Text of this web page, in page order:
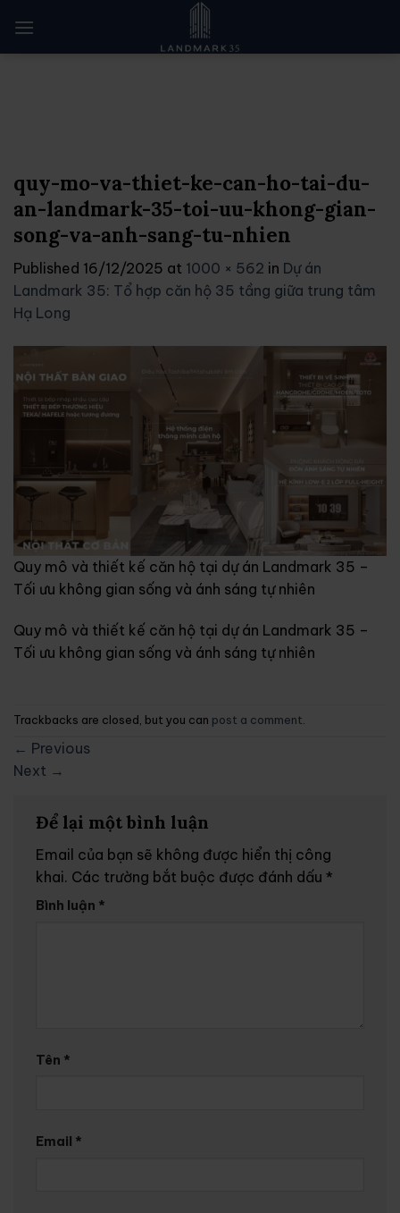
content
quy-mo-va-thiet-ke-can-ho-tai-du-
an-landmark-35-toi-uu-khong-gian-
song-va-anh-sang-tu-nhien
Published 16/12/2025 at 1000 × 562 in Dự án
Landmark 35: Tổ hợp căn hộ 35 tầng giữa trung tâm
Hạ Long
Quy mô và thiết kế căn hộ tại dự án Landmark 35 –
Tối ưu không gian sống và ánh sáng tự nhiên
Quy mô và thiết kế căn hộ tại dự án Landmark 35 –
Tối ưu không gian sống và ánh sáng tự nhiên
Trackbacks are closed, but you can post a comment
← Previous
Next →
Để lại một bình luận
Email của bạn sẽ không được hiển thị công
khai. Các trường bắt buộc được đánh dấu *
Bình luận *
Tên *
Email *